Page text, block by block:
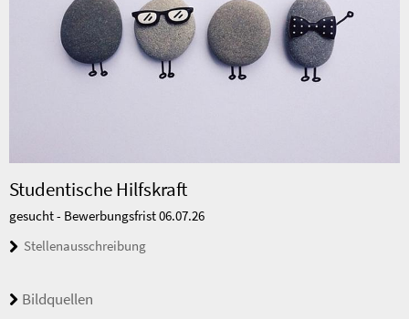
Studentische Hilfskraft
gesucht - Bewerbungsfrist 06.07.26
Stellenausschreibung
Bildquellen